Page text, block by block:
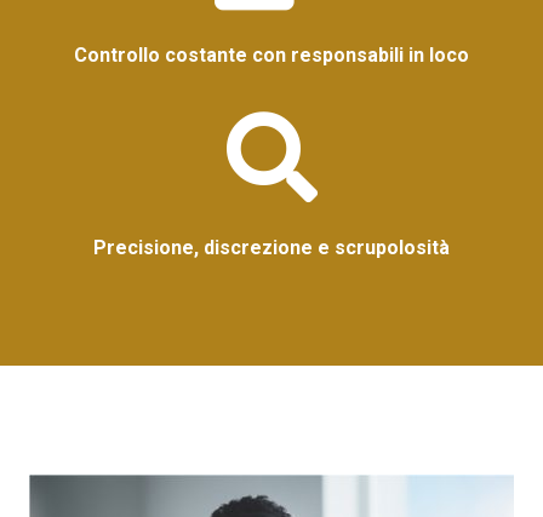
Controllo costante con responsabili in loco
Precisione, discrezione e scrupolosità